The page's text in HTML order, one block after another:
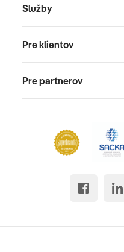
Služby
Pre klientov
Pre partnerov